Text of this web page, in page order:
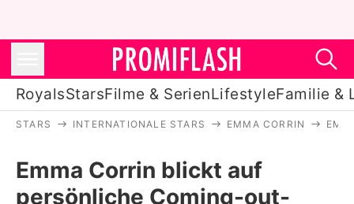
RoyalsStarsFilme & SerienLifestyleFamilie &
Stars
STARS INTERNATIONALE STARS EMMA CORRIN
Emma Corrin blickt auf
persönliche Coming-out-